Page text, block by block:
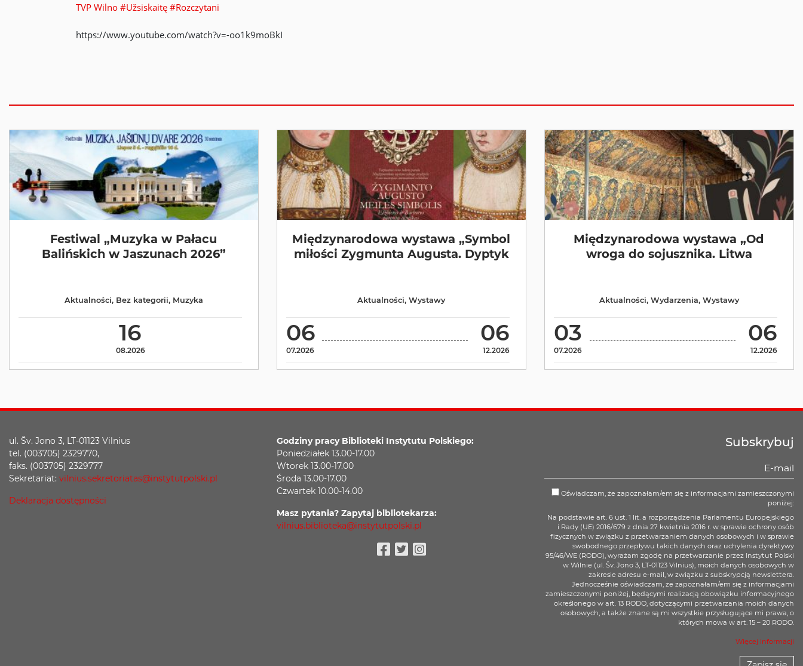
TVP Wilno #Užsiskaitę #Rozczytani
https://www.youtube.com/watch?v=-oo1k9moBkI
Festiwal „Muzyka w Pałacu
Balińskich w Jaszunach 2026”
16
08.2026
Aktualności, Bez kategorii, Muzyka
Międzynarodowa wystawa „Symbol
miłości Zygmunta Augusta. Dyptyk
06
07.2026
06
12.2026
Aktualności,Wystawy
Międzynarodowa wystawa „Od
wroga do sojusznika. Litwa
03
07.2026
06
12.2026
Aktualności, Wydarzenia, Wystawy
ul. Šv. Jono 3, LT-01123 Vilnius
tel. (003705) 2329770,
faks. (003705) 2329777
Sekretariat: vilnius.sekretoriatas@instytutpolski.pl
Deklaracja dostępności
Godziny pracy Biblioteki Instytutu Polskiego:
Poniedziałek 13.00-17.00
Wtorek 13.00-17.00
Środa 13.00-17.00
Czwartek 10.00-14.00
Masz pytania? Zapytaj bibliotekarza:
vilnius.biblioteka@instytutpolski.pl
Subskrybuj
Oświadczam, że zapoznałam/em się z informacjami zamieszczonymi
poniżej:
Na podstawie art. 6 ust. 1 lit. a rozporządzenia Parlamentu Europejskiego
i Rady (UE) 2016/679 z dnia 27 kwietnia 2016 r. w sprawie ochrony osób
fizycznych w związku z przetwarzaniem danych osobowych i w sprawie
swobodnego przepływu takich danych oraz uchylenia dyrektywy
95/46/WE (RODO), wyrażam zgodę na przetwarzanie przez Instytut Polski
w Wilnie (ul. Šv. Jono 3, LT-01123 Vilnius), moich danych osobowych w
zakresie adresu e-mail, w związku z subskrypcją newslettera.
Jednocześnie oświadczam, że zapoznałam/em się z informacjami
zamieszczonymi poniżej, będącymi realizacją obowiązku informacyjnego
określonego w art. 13 RODO, dotyczącymi przetwarzania moich danych
osobowych, a także znane są mi wszystkie przysługujące mi prawa, o
których mowa w art. 15 – 20 RODO.
Więcej informacji